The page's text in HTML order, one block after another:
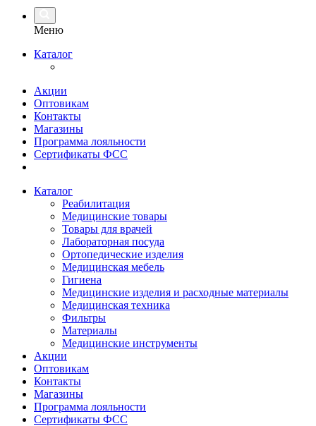
Меню
Каталог
Акции
Оптовикам
Контакты
Магазины
Программа лояльности
Сертификаты ФСС
Каталог
Реабилитация
Медицинские товары
Товары для врачей
Лабораторная посуда
Ортопедические изделия
Медицинская мебель
Гигиена
Медицинские изделия и расходные материалы
Медицинская техника
Фильтры
Материалы
Медицинские инструменты
Акции
Оптовикам
Контакты
Магазины
Программа лояльности
Сертификаты ФСС